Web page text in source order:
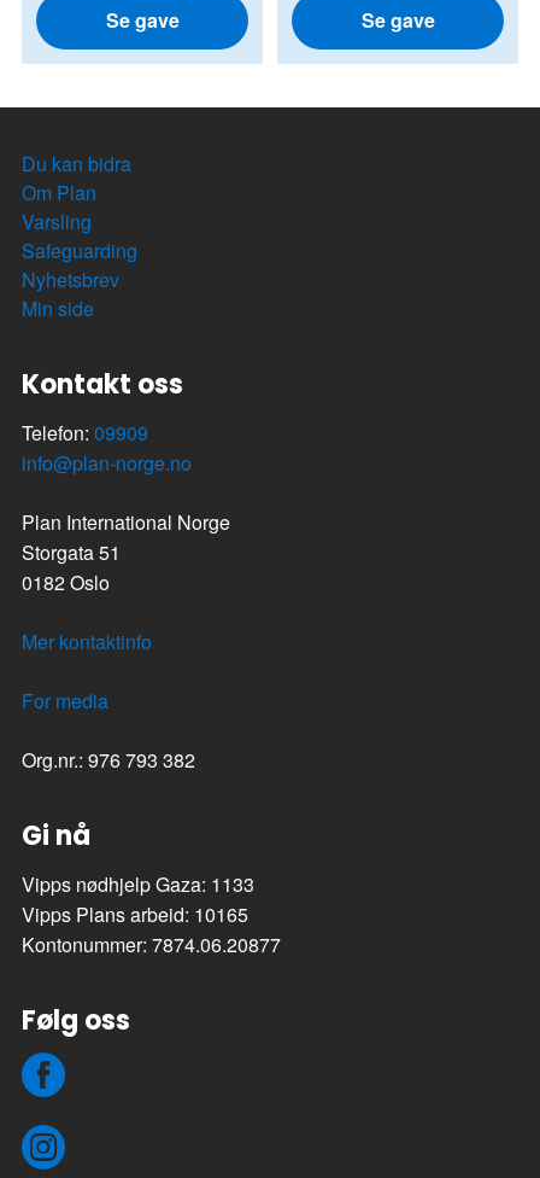
Se gave Se gave
Du kan bidra
Om Plan
Varsling
Safeguarding
Nyhetsbrev
Min side
Kontakt oss
Telefon: 09909
info@plan-norge.no
Plan International Norge
Storgata 51
0182 Oslo
Mer kontaktinfo
For media
Org.nr.: 976 793 382
Gi nå
Vipps nødhjelp Gaza: 1133
Vipps Plans arbeid: 10165
Kontonummer: 7874.06.20877
Følg oss